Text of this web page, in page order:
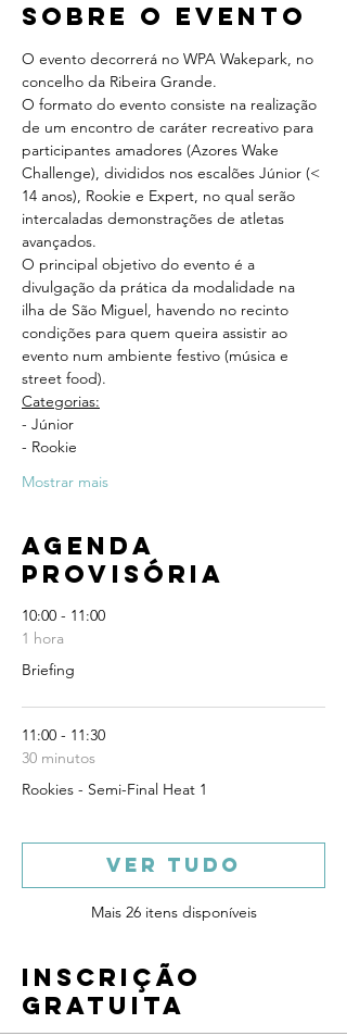
Sobre o evento
O evento decorrerá no WPA Wakepark, no
concelho da Ribeira Grande.
O formato do evento consiste na realização
de um encontro de caráter recreativo para
participantes amadores (Azores Wake
Challenge), divididos nos escalões Júnior (<
14 anos), Rookie e Expert, no qual serão
intercaladas demonstrações de atletas
avançados.
O principal objetivo do evento é a
divulgação da prática da modalidade na
ilha de São Miguel, havendo no recinto
condições para quem queira assistir ao
evento num ambiente festivo (música e
street food).
Categorias:
- Júnior
- Rookie
Mostrar mais
Agenda
provisória
10:00 - 11:00
1 hora
Briefing
11:00 - 11:30
30 minutos
Rookies - Semi-Final Heat 1
Mais 26 itens disponíveis
Ver Tudo
Inscrição
gratuita